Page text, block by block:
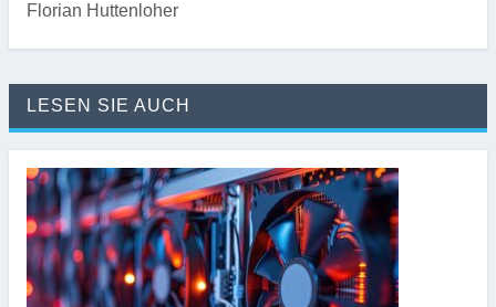
Florian Huttenloher
LESEN SIE AUCH